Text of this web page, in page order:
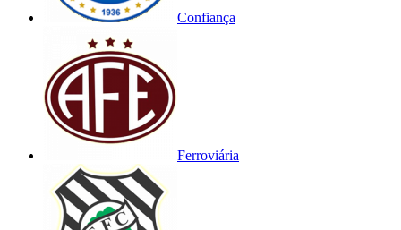
Confiança
Ferroviária